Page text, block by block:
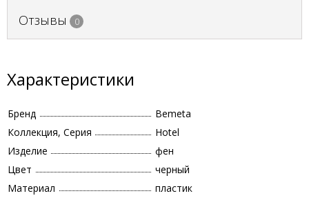
Отзывы 0
Характеристики
Бренд
Bemeta
Коллекция, Серия
Hotel
Изделие
фен
Цвет
черный
Материал
пластик